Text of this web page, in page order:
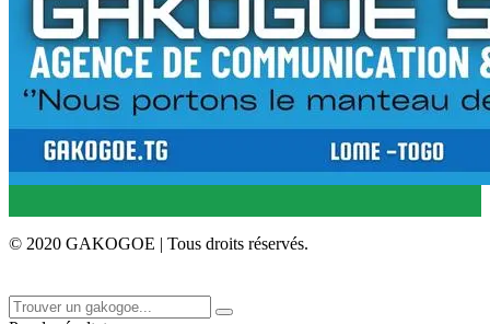
© 2020 GAKOGOE | Tous droits réservés.